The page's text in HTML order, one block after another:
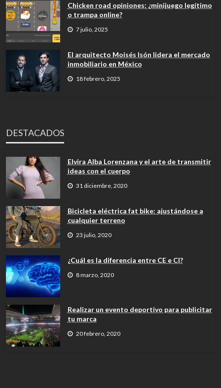
Chicken road opiniones: ¿minijuego legítimo
o trampa online?
7 julio, 2025
El arquitecto Moisés Isón lidera el mercado
inmobiliario en México
18 febrero, 2025
DESTACADOS
Elvira Alba Lorenzana y el arte de transmitir
ideas con el cuerpo
31 diciembre, 2020
Bicicleta eléctrica fat bike: ajustándose a
cualquier terreno
23 julio, 2020
¿Cuál es la diferencia entre CE e CI?
8 marzo, 2020
Realizar un evento deportivo para publicitar
tu marca
20 febrero, 2020